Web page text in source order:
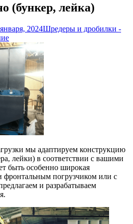
(бункер, лейка)
2024Шредеры и дробилки -
мы адаптируем конструкцию
лейки) в соответствии с вашими
быть особенно широкая
фронтальным погрузчиком или с
и разрабатываем